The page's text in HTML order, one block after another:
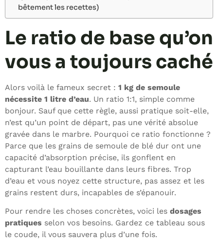
bêtement les recettes)
Le ratio de base qu’on
vous a toujours caché
Alors voilà le fameux secret : 1 kg de semoule
nécessite 1 litre d’eau. Un ratio 1:1, simple comme
bonjour. Sauf que cette règle, aussi pratique soit-elle,
n’est qu’un point de départ, pas une vérité absolue
gravée dans le marbre. Pourquoi ce ratio fonctionne ?
Parce que les grains de semoule de blé dur ont une
capacité d’absorption précise, ils gonflent en
capturant l’eau bouillante dans leurs fibres. Trop
d’eau et vous noyez cette structure, pas assez et les
grains restent durs, incapables de s’épanouir.
Pour rendre les choses concrètes, voici les dosages
pratiques selon vos besoins. Gardez ce tableau sous
le coude, il vous sauvera plus d’une fois.